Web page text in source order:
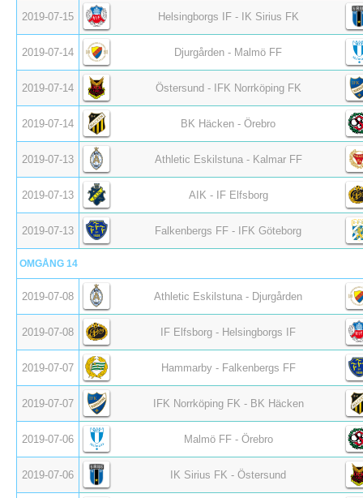
2019-07-15 Helsingborgs IF - IK Sirius FK
2019-07-14 Djurgården - Malmö FF
2019-07-14 Östersund - IFK Norrköping FK
2019-07-14 BK Häcken - Örebro
2019-07-13 Athletic Eskilstuna - Kalmar FF
2019-07-13 AIK - IF Elfsborg
2019-07-13 Falkenbergs FF - IFK Göteborg
OMGÅNG 14
2019-07-08 Athletic Eskilstuna - Djurgården
2019-07-08 IF Elfsborg - Helsingborgs IF
2019-07-07 Hammarby - Falkenbergs FF
2019-07-07 IFK Norrköping FK - BK Häcken
2019-07-06 Malmö FF - Örebro
2019-07-06 IK Sirius FK - Östersund